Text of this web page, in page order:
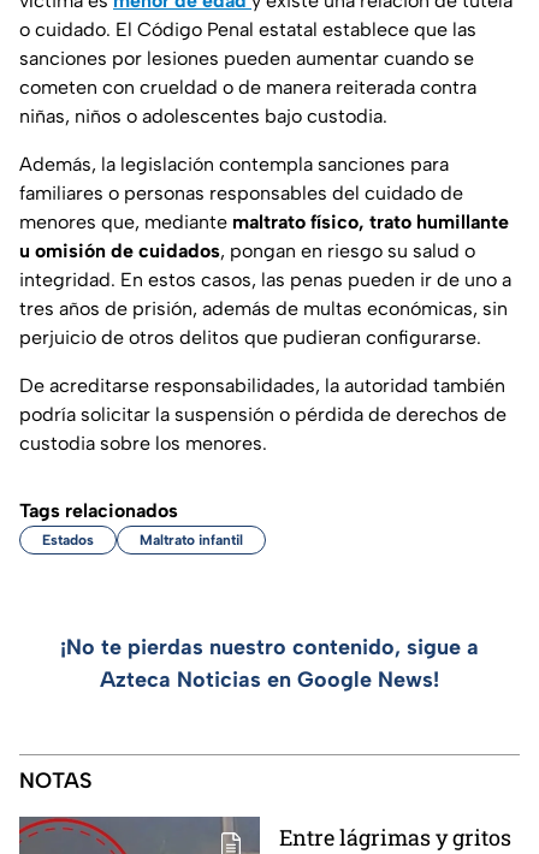
o cuidado. El Código Penal estatal establece que las
sanciones por lesiones pueden aumentar cuando se
cometen con crueldad o de manera reiterada contra
niñas, niños o adolescentes bajo custodia.
Además, la legislación contempla sanciones para
familiares o personas responsables del cuidado de
menores que, mediante maltrato físico, trato humillante
u omisión de cuidados, pongan en riesgo su salud o
integridad. En estos casos, las penas pueden ir de uno a
tres años de prisión, además de multas económicas, sin
perjuicio de otros delitos que pudieran configurarse.
De acreditarse responsabilidades, la autoridad también
podría solicitar la suspensión o pérdida de derechos de
custodia sobre los menores.
Tags relacionados
Estados Maltrato infantil
¡No te pierdas nuestro contenido, sigue a
Azteca Noticias en Google News!
NOTAS
Entre lágrimas y gritos